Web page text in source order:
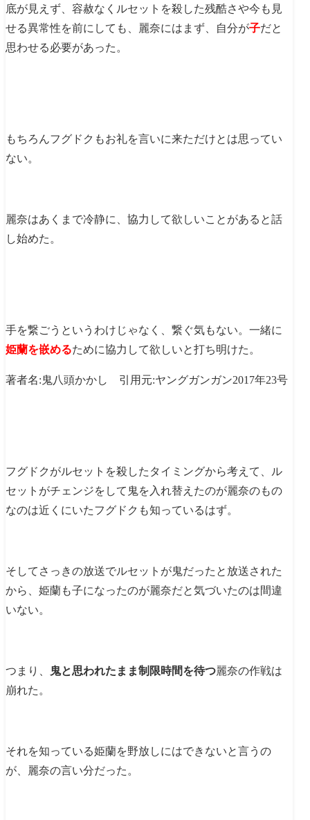
底が見えず、容赦なくルセットを殺した残酷さや今も見
せる異常性を前にしても、麗奈にはまず、自分が子だと
思わせる必要があった。
もちろんフグドクもお礼を言いに来ただけとは思ってい
ない。
麗奈はあくまで冷静に、協力して欲しいことがあると話
し始めた。
手を繋ごうというわけじゃなく、繋ぐ気もない。一緒に
姫蘭を嵌めるために協力して欲しいと打ち明けた。
著者名:鬼八頭かかし 引用元:ヤングガンガン2017年23号
フグドクがルセットを殺したタイミングから考えて、ル
セットがチェンジをして鬼を入れ替えたのが麗奈のもの
なのは近くにいたフグドクも知っているはず。
そしてさっきの放送でルセットが鬼だったと放送された
から、姫蘭も子になったのが麗奈だと気づいたのは間違
いない。
つまり、 鬼と思われたまま制限時間を待つ麗奈の作戦は
崩れた。
それを知っている姫蘭を野放しにはできないと言うの
が、麗奈の言い分だった。